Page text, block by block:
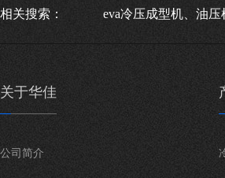
相关搜索： eva冷压成型机、油
关于华佳
公司简介